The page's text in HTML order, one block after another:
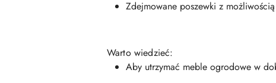
Zdejmowane poszewki z
Warto wiedzieć:
Aby utrzymać meble ogrodowe w